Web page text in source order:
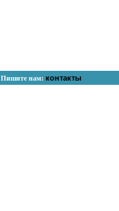
Пишите нам: контакты